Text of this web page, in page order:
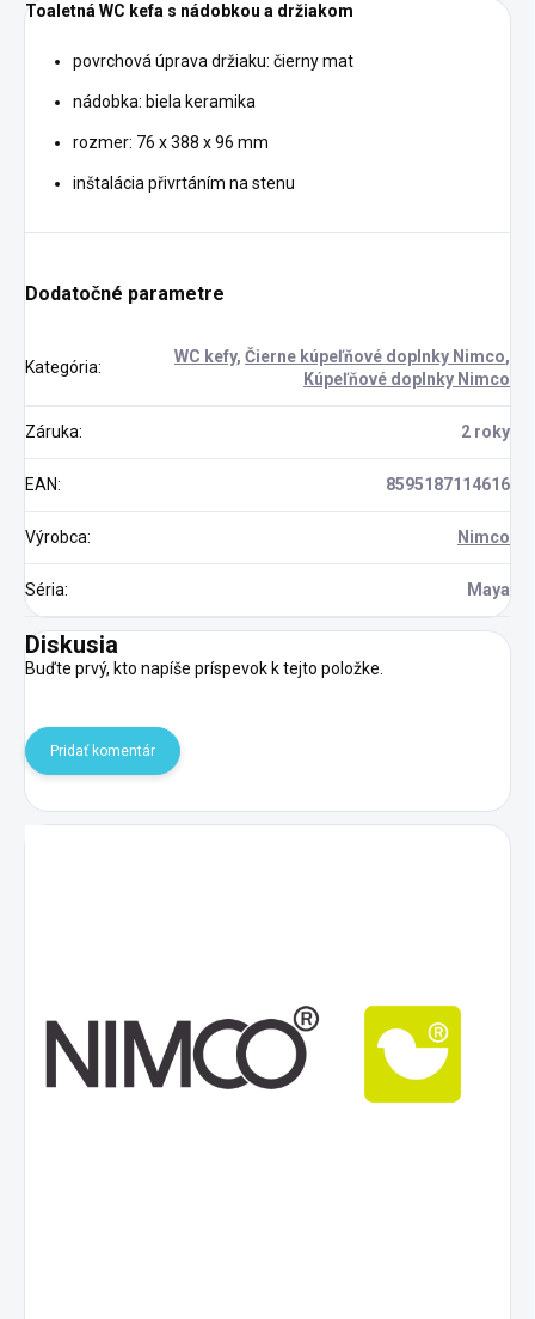
Toaletná WC kefa s nádobkou a držiakom
povrchová úprava držiaku: čierny mat
nádobka: biela keramika
rozmer: 76 x 388 x 96 mm
inštalácia přivrtáním na stenu
Dodatočné parametre
Kategória:
WC kefy, Čierne kúpeľňové doplnky Nimco,
Kúpeľňové doplnky Nimco
Záruka: 2 roky
EAN: 8595187114616
Výrobca: Nimco
Séria: Maya
Diskusia
Buďte prvý, kto napíše príspevok k tejto položke.
Pridať komentár